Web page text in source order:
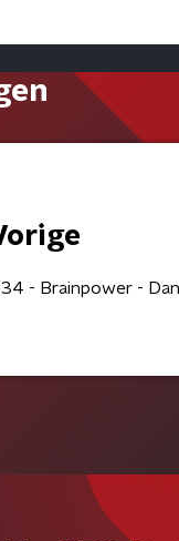
- Brainpower -